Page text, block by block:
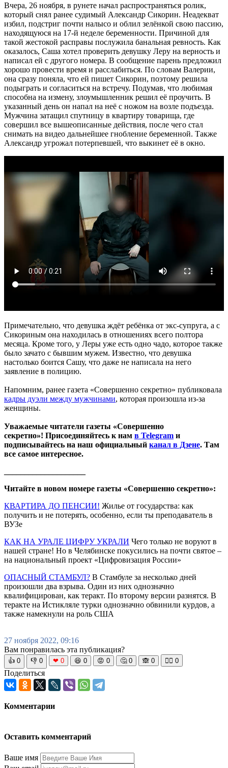
Вчера, 26 ноября, в рунете начал распространяться ролик,
который снял ранее судимый Александр Сикорин. Неадекват
избил, подстриг почти налысо и облил зелёнкой свою пассию,
находящуюся на 17-й неделе беременности. Причиной для
такой жестокой расправы послужила банальная ревность. Как
оказалось, Саша хотел проверить девушку Леру на верность и
написал ей с другого номера. В сообщение парень предложил
хорошо провести время и расслабиться. По словам Валерии,
она сразу поняла, что ей пишет Сикорин, поэтому решила
подыграть и согласиться на встречу. Подумав, что любимая
способна на измену, злоумышленник решил её проучить. В
указанный день он напал на неё с ножом на возле подъезда.
Мужчина затащил спутницу в квартиру товарища, где
совершил все вышеописанные действия, после чего стал
снимать на видео дальнейшее гнобление беременной. Также
Александр угрожал потерпевшей, что выкинет её в окно.
Примечательно, что девушка ждёт ребёнка от экс-супруга, а с
Сикориным она находилась в отношениях всего полтора
месяца. Кроме того, у Леры уже есть одно чадо, которое также
было зачато с бывшим мужем. Известно, что девушка
настолько боится Сашу, что даже не написала на него
заявление в полицию.
Напомним, ранее газета «Совершенно секретно» публиковала
кадры дуэли между мужчинами, которая произошла из-за
женщины.
Уважаемые читатели газеты «Совершенно
секретно»! Присоединяйтесь к нам в Telegram и
подписывайтесь на наш официальный канал в Дзене. Там
все самое интересное.
Читайте в новом номере газеты «Совершенно секретно»:
КВАРТИРА ДО ПЕНСИИ! Жилье от государства: как
получить и не потерять, особенно, если ты преподаватель в
ВУЗе
КАК НА УРАЛЕ ЦИФРУ УКРАЛИ Чего только не воруют в
нашей стране! Но в Челябинске покусились на почти святое –
на национальный проект «Цифровизация России»
ОПАСНЫЙ СТАМБУЛ? В Стамбуле за несколько дней
произошли два взрыва. Один из них однозначно
квалифицирован, как теракт. По второму версии разнятся. В
теракте на Истикляле турки однозначно обвинили курдов, а
также намекнули на роль США
27 ноября 2022, 09:16
Вам понравилась эта публикация?
👍 0 👎 0 ❤ 0 😆 0 😡 0 🤔 0 🙈 0 🧘‍♀️ 0
Поделиться
Комментарии
Оставить комментарий
Ваше имя